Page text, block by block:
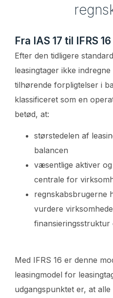
Fra IAS 17 til IFRS
Efter den tidligere
leasingtager ikke
tilhørende forpligtelser i
klassificeret som en
betød, at:
størstedelen af
balancen
væsentlige aktiver
centrale for
regnskabsbrugerne
vurdere
finansieringsstruktur
Med IFRS 16 er denne
leasingmodel for
udgangspunktet er, at